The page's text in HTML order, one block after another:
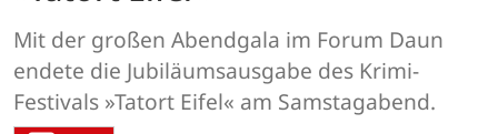
Mit der großen Abendgala im Forum Daun
endete die Jubiläumsausgabe des Krimi-
Festivals »Tatort Eifel« am Samstagabend.